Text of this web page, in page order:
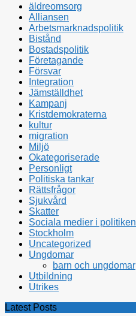
äldreomsorg
Alliansen
Arbetsmarknadspolitik
Bistånd
Bostadspolitik
Företagande
Försvar
Integration
Jämställdhet
Kampanj
Kristdemokraterna
kultur
migration
Miljö
Okategoriserade
Personligt
Politiska tankar
Rättsfrågor
Sjukvård
Skatter
Sociala medier i politiken
Stockholm
Uncategorized
Ungdomar
barn och ungdomar
Utbildning
Utrikes
Latest Posts